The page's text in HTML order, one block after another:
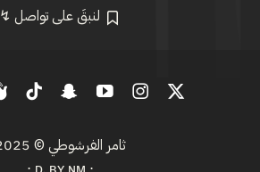
لنبقَ على تواصل ↯
ثامر الفرشوطي © 2025